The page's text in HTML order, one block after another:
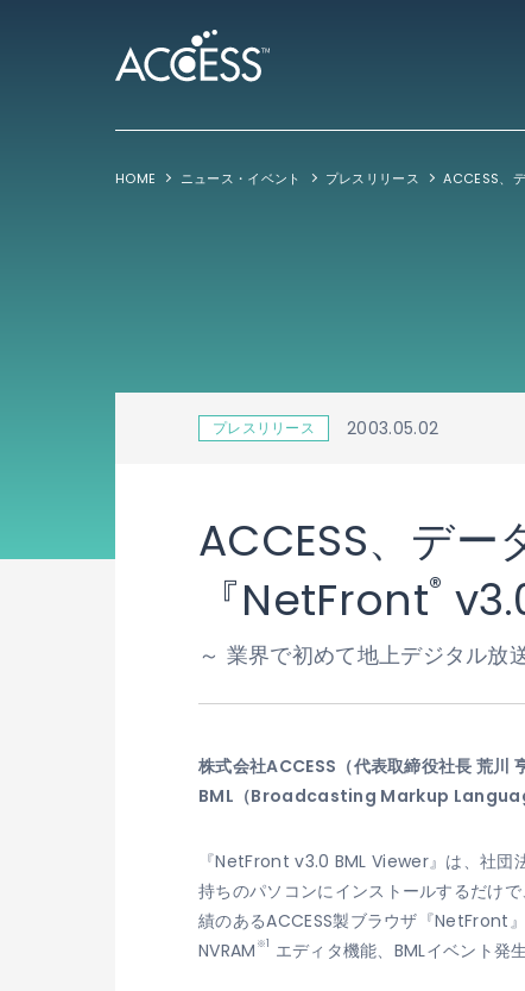
HOME ニュース・イベント プレスリリース
プレスリリース 2003.05.02
ACCESS、デー
『NetFront®
～ 業界で初めて地上デジタル放
株式会社ACCESS（代表取締役社長 荒川
BML（Broadcasting Markup
『NetFront v3.0 BML Viewer』は、社団
持ちのパソコンにインストールするだけ
績のあるACCESS製ブラウザ『NetFront
NVRAM ※1 エディタ機能、BMLイベント発